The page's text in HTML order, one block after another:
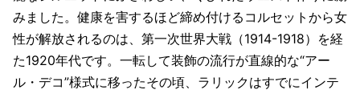
みました。健康を害するほど締め付けるコルセットから女
性が解放されるのは、第一次世界大戦（1914-1918）を経
た1920年代です。一転して装飾の流行が直線的な“アー
ル・デコ”様式に移ったその頃、ラリックはすでにインテ